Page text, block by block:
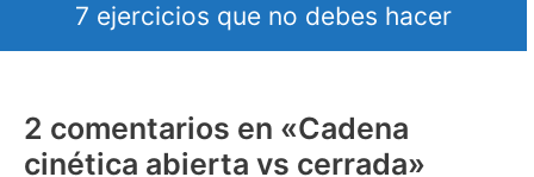
7 ejercicios que no debes hacer
2 comentarios en «Cadena
cinética abierta vs cerrada»